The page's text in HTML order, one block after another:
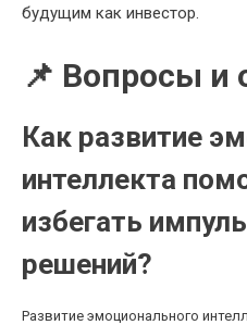
будущим как инвестор.
📌 Вопросы и
Как развитие
интеллекта
избегать
решений?
Развитие эмоционального